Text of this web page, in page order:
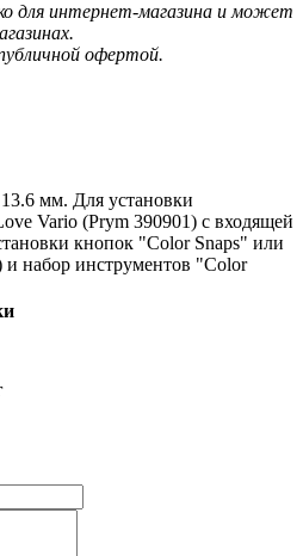
для интернет-магазина и может
офертой.
мм. Для установки
Vario (Prym 390901) c входящей
кнопок "Color Snaps" или
набор инструментов "Color